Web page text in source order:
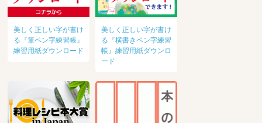
美しく正しい字が書け
る『筆ペン字練習帳』
練習用紙ダウンロード
美しく正しい字が書け
る『横書きペン字練習
帳』練習用紙ダウンロ
ード